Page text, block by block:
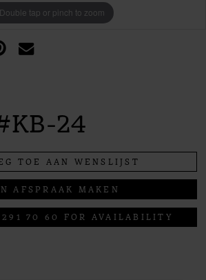
Double tap or pinch to zoom
24
TOE AAN WENSLIJST
AFSPRAAK MAKEN
70 60 FOR AVAILABILITY